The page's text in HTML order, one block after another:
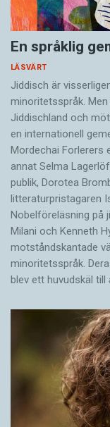
En språklig
LÄSVÄRT
Jiddisch är
minoritetsspråk.
Jiddischland och
en internationell
Morde­chai Forlerers
annat Selma
publik, Dorotea
litteraturpristagaren
Nobelföreläsning på
Milani och Kenneth
motståndskantade
minoritetsspråk.
blev ett huvud­skäl